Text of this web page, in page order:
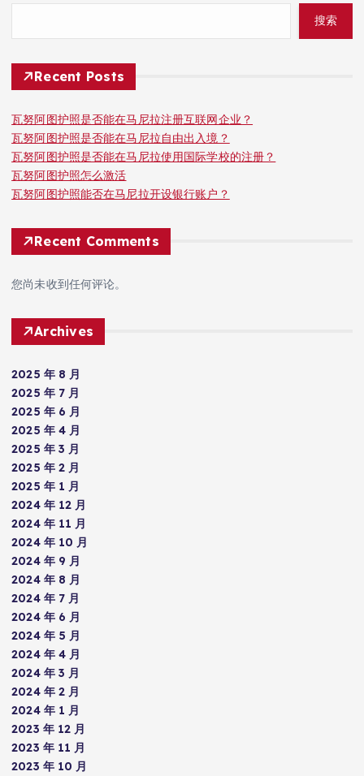
搜索
Recent Posts
瓦努阿图护照是否能在马尼拉注册互联网企业？
瓦努阿图护照是否能在马尼拉自由出入境？
瓦努阿图护照是否能在马尼拉使用国际学校的注册？
瓦努阿图护照怎么激活
瓦努阿图护照能否在马尼拉开设银行账户？
Recent Comments
您尚未收到任何评论。
Archives
2025 年 8 月
2025 年 7 月
2025 年 6 月
2025 年 4 月
2025 年 3 月
2025 年 2 月
2025 年 1 月
2024 年 12 月
2024 年 11 月
2024 年 10 月
2024 年 9 月
2024 年 8 月
2024 年 7 月
2024 年 6 月
2024 年 5 月
2024 年 4 月
2024 年 3 月
2024 年 2 月
2024 年 1 月
2023 年 12 月
2023 年 11 月
2023 年 10 月